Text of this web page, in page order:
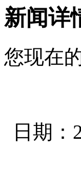
新闻详
您现在
日期